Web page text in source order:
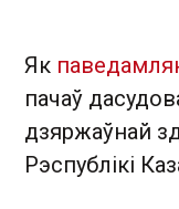
Як
пачаў
дзяржаўнай
Рэспублікі